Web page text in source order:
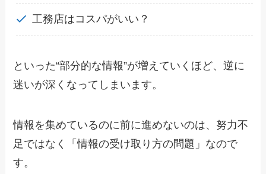
工務店はコスパがいい？
といった“部分的な情報”が増えていくほど、逆に
迷いが深くなってしまいます。
情報を集めているのに前に進めないのは、努力不
足ではなく「情報の受け取り方の問題」なので
す。